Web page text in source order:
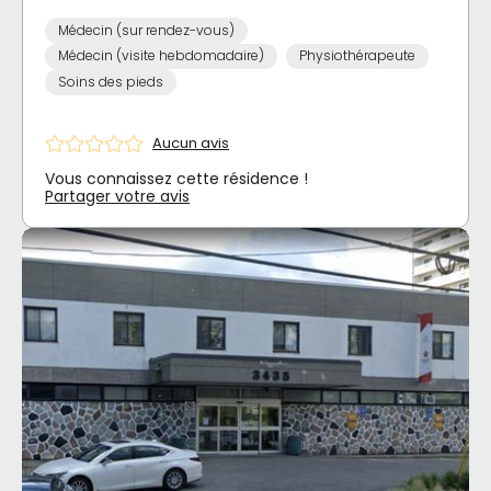
Médecin (sur rendez-vous)
Médecin (visite hebdomadaire)
Physiothérapeute
Soins des pieds
Aucun avis
Vous connaissez cette résidence !
Partager votre avis